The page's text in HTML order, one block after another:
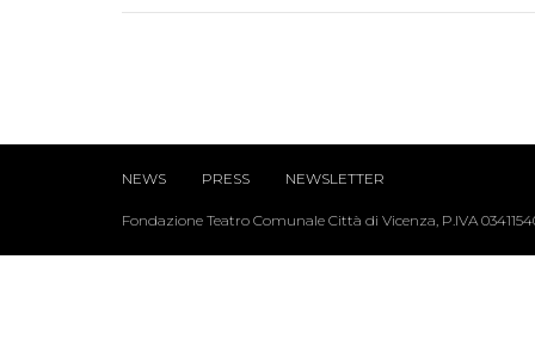
NEWS PRESS NEWSLETTER
Fondazione Teatro Comunale Città di Vicenza, P.IVA